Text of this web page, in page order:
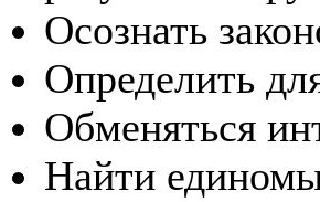
Осознать
Определить
Обменяться
Найти